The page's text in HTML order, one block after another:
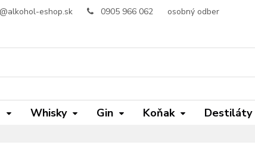
eshop.sk 0905 966 062 osobný odber
Whisky Gin Koňak Destiláty